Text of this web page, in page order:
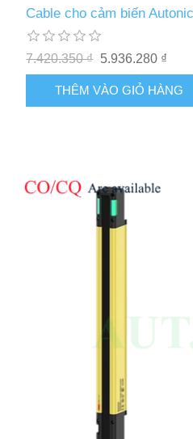
Cable cho cảm biến
7.420.350 ₫ 5.936.280 ₫
THÊM VÀO GIỎ HÀNG